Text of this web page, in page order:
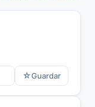
☆Guardar